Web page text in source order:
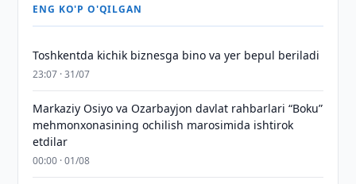
ENG KO'P O'QILGAN
Toshkentda kichik biznesga bino va yer bepul beriladi
23:07 · 31/07
Markaziy Osiyo va Ozarbayjon davlat rahbarlari “Boku”
mehmonxonasining ochilish marosimida ishtirok
etdilar
00:00 · 01/08